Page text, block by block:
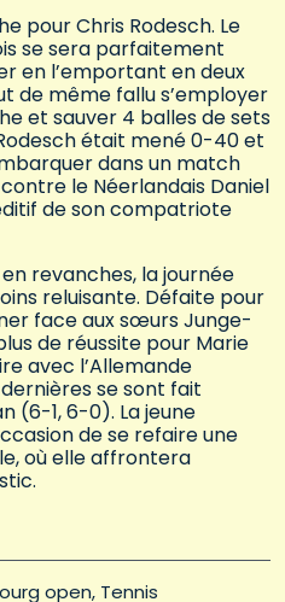
pour Chris Rodesch. Le
se sera parfaitement
en l’emportant en deux
de même fallu s’employer
et sauver 4 balles de sets
était mené 0-40 et
dans un match
le Néerlandais Daniel
de son compatriote
revanches, la journée
reluisante. Défaite pour
face aux sœurs Junge-
de réussite pour Marie
avec l’Allemande
se sont fait
(6-1, 6-0). La jeune
de se refaire une
où elle affrontera
open Tennis